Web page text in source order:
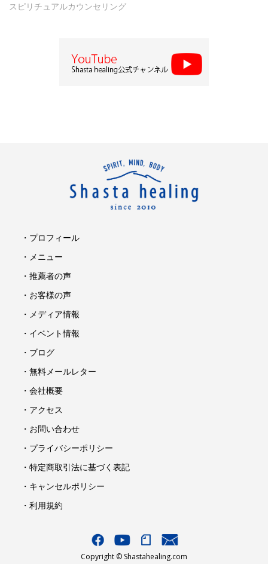
スピリチュアルカウンセリング
・プロフィール
・メニュー
・推薦者の声
・お客様の声
・メディア情報
・イベント情報
・ブログ
・無料メールレター
・会社概要
・アクセス
・お問い合わせ
・プライバシーポリシー
・特定商取引法に基づく表記
・キャンセルポリシー
・利用規約
Copyright © Shastahealing.com